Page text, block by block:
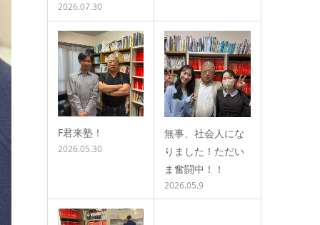
2026.07.30
F君来塾！
2026.05.30
無事、社会人にな
りました！ただい
ま奮闘中！！
2026.05.9